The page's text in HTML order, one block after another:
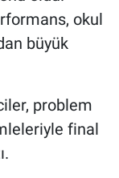
okul
büyük
problem
final